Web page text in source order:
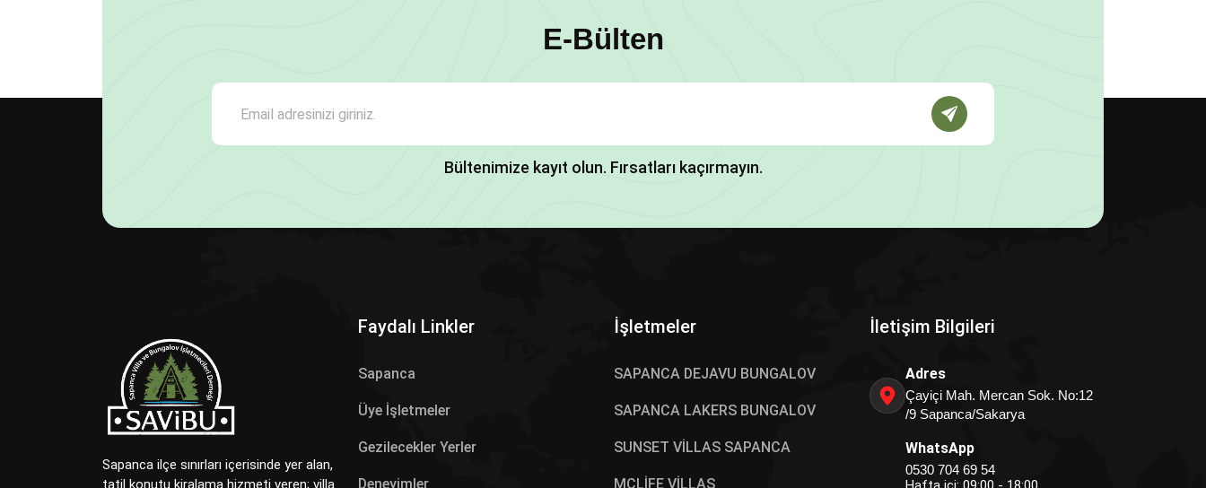
E-Bülten
Bültenimize kayıt olun. Fırsatları kaçırmayın.
Sapanca ilçe sınırları içerisinde yer alan,
tatil konutu kiralama hizmeti veren; villa
Faydalı Linkler
Sapanca
Üye İşletmeler
Gezilecekler Yerler
Deneyimler
İşletmeler
SAPANCA DEJAVU BUNGALOV
SAPANCA LAKERS BUNGALOV
SUNSET VİLLAS SAPANCA
MCLİFE VİLLAS
İletişim Bilgileri
Adres
Çayiçi Mah. Mercan Sok. No:12
/9 Sapanca/Sakarya
WhatsApp
0530 704 69 54